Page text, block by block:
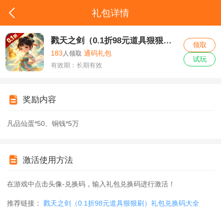
礼包详情
戮天之剑（0.1折98元道具狠狠刷）独家礼包
183 人领取 通码礼包
有效期：长期有效
领取
试玩
奖励内容
凡品仙蛋*50、铜钱*5万
激活使用方法
在游戏中点击头像-兑换码，输入礼包兑换码进行激活！
推荐链接： 戮天之剑（0.1折98元道具狠狠刷）礼包兑换码大全